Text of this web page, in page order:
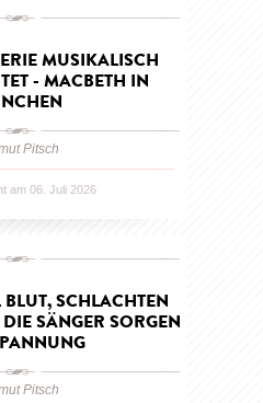
MUSIKALISCH
- MACBETH IN
Pitsch
am 06. Juli 2026
SCHLACHTEN
SÄNGER SORGEN
Pitsch